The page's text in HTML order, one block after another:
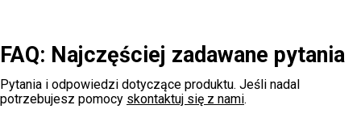
FAQ: Najczęściej zadawane pytania
Pytania i odpowiedzi dotyczące produktu. Jeśli nadal
potrzebujesz pomocy skontaktuj się z nami.